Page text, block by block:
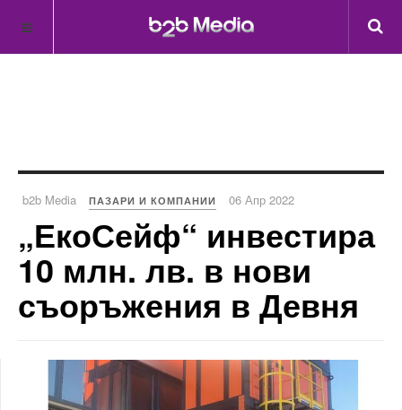
b2b Media ПАЗАРИ И КОМПАНИИ 06 Апр 2022
„ЕкоСейф“ инвестира
10 млн. лв. в нови
съоръжения в Девня